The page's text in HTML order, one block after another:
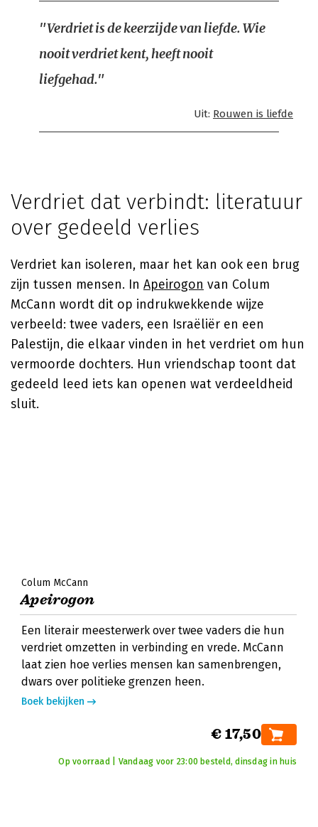
"Verdriet is de keerzijde van liefde. Wie
nooit verdriet kent, heeft nooit
liefgehad."
Uit: Rouwen is liefde
Verdriet dat verbindt: literatuur
over gedeeld verlies
Verdriet kan isoleren, maar het kan ook een brug
zijn tussen mensen. In Apeirogon van Colum
McCann wordt dit op indrukwekkende wijze
verbeeld: twee vaders, een Israëliër en een
Palestijn, die elkaar vinden in het verdriet om hun
vermoorde dochters. Hun vriendschap toont dat
gedeeld leed iets kan openen wat verdeeldheid
sluit.
Colum McCann
Apeirogon
Een literair meesterwerk over twee vaders die hun
verdriet omzetten in verbinding en vrede. McCann
laat zien hoe verlies mensen kan samenbrengen,
dwars over politieke grenzen heen.
Boek bekijken
€ 17,50
Op voorraad | Vandaag voor 23:00 besteld, dinsdag in huis